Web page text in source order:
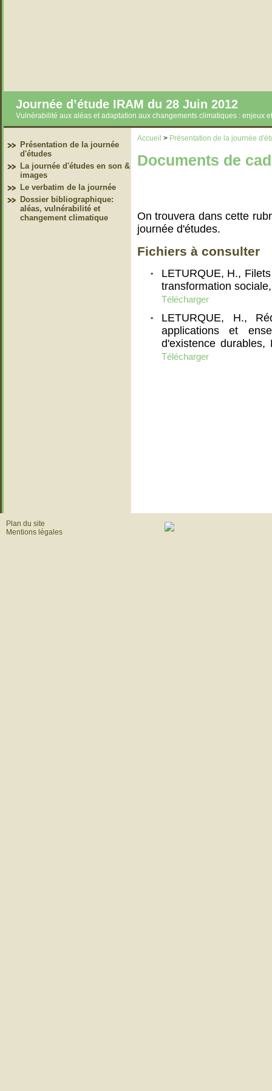
Journée d’étude IRAM du 28 Juin 2012
Vulnérabilité aux aléas et adaptation aux changements climatiques : enjeux
Présentation de la journée
d'études
La journée d'études en son &
images
Le verbatim de la journée
Dossier bibliographique:
aléas, vulnérabilité et
changement climatique
Accueil > Présentation de la journée
Documents de
On trouvera dans cette
journée d'études.
Fichiers à consulter
LETURQUE, H.,
transformation
Télécharger
LETURQUE, H.,
applications et
d'existence
Télécharger
Plan du site
Mentions légales